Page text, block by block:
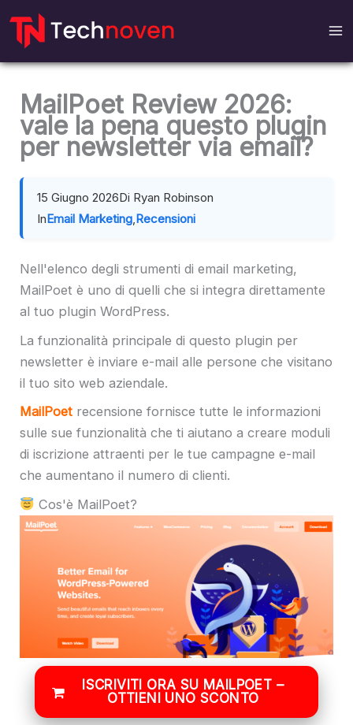
contenuto
MailPoet Review 2026:
vale la pena questo plugin
per newsletter via email?
15 Giugno 2026Di Ryan Robinson
InEmail Marketing,Recensioni
Nell'elenco degli strumenti di email marketing,
MailPoet è uno di quelli che si integra direttamente
al tuo plugin WordPress.
La funzionalità principale di questo plugin per
newsletter è inviare e-mail alle persone che visitano
il tuo sito web aziendale.
MailPoet recensione fornisce tutte le informazioni
sulle sue funzionalità che ti aiutano a creare moduli
di iscrizione attraenti per le tue campagne e-mail
che aumentano il numero di clienti.
Cos'è MailPoet?
ISCRIVITI ORA SU MAILPOET –
OTTIENI UNO SCONTO